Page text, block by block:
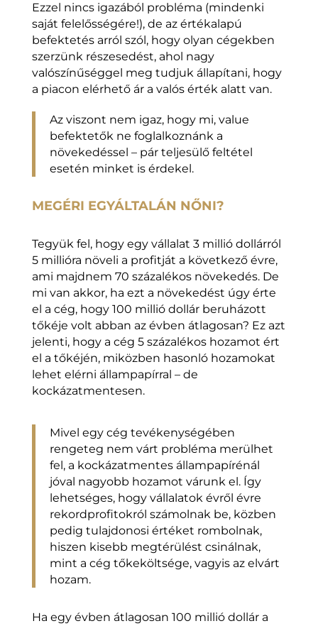
Ezzel nincs igazából probléma (mindenki
saját felelősségére!), de az értékalapú
befektetés arról szól, hogy olyan cégekben
szerzünk részesedést, ahol nagy
valószínűséggel meg tudjuk állapítani, hogy
a piacon elérhető ár a valós érték alatt van.
Az viszont nem igaz, hogy mi, value
befektetők ne foglalkoznánk a
növekedéssel – pár teljesülő feltétel
esetén minket is érdekel.
MEGÉRI EGYÁLTALÁN NŐNI?
Tegyük fel, hogy egy vállalat 3 millió dollárról
5 millióra növeli a profitját a következő évre,
ami majdnem 70 százalékos növekedés. De
mi van akkor, ha ezt a növekedést úgy érte
el a cég, hogy 100 millió dollár beruházott
tőkéje volt abban az évben átlagosan? Ez azt
jelenti, hogy a cég 5 százalékos hozamot ért
el a tőkéjén, miközben hasonló hozamokat
lehet elérni állampapírral – de
kockázatmentesen.
Mivel egy cég tevékenységében
rengeteg nem várt probléma merülhet
fel, a kockázatmentes állampapírénál
jóval nagyobb hozamot várunk el. Így
lehetséges, hogy vállalatok évről évre
rekordprofitokról számolnak be, közben
pedig tulajdonosi értéket rombolnak,
hiszen kisebb megtérülést csinálnak,
mint a cég tőkeköltsége, vagyis az elvárt
hozam.
Ha egy évben átlagosan 100 millió dollár a